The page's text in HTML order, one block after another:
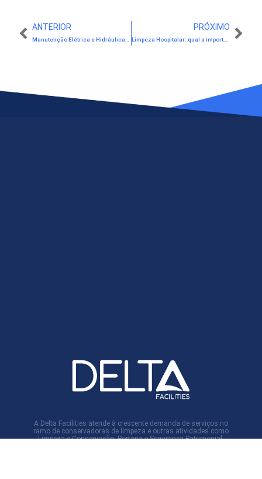
ANTERIOR
Manutenção Elétrica e Hidráulica: vale a pena terceirizar? Saiba mais neste artigo
PRÓXIMO
Limpeza Hospitalar: qual a importância de contratar uma empresa terceirizada especializada?
A Delta Facilities atende à crescente demanda de serviços no
ramo de conservadoras de limpeza e outras atividades como
Limpeza e Conservação, Portaria e Segurança Patrimonial,